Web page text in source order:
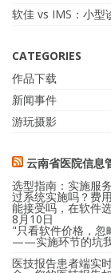
软佳 vs IMS：小型
CATEGORIES
作品下载
新闻事件
游玩摄影
云南省医院信息
选型指南：实施服
过系统实施吗？费
能接受吗，在软件
8月10日
"只看软件价格，忽
——实施环节的坑
医技报告患者端实